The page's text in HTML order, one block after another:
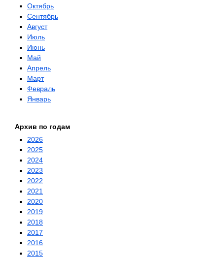
Октябрь
Сентябрь
Август
Июль
Июнь
Май
Апрель
Март
Февраль
Январь
Архив по годам
2026
2025
2024
2023
2022
2021
2020
2019
2018
2017
2016
2015